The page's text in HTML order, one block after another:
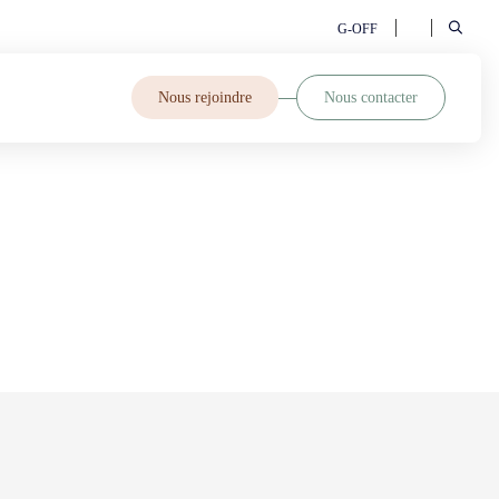
Nous rejoindre Nous contacter
G-OFF